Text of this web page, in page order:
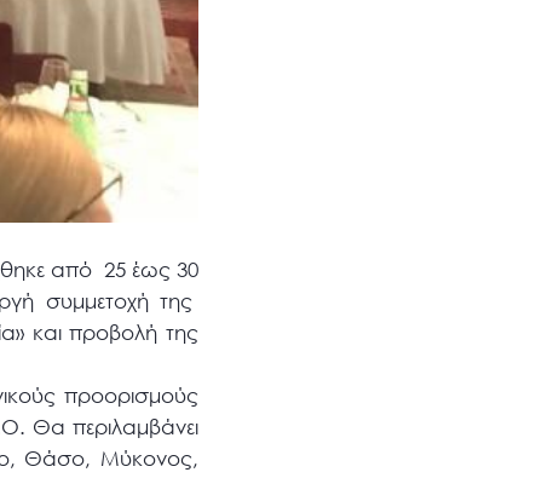
από 25 έως 30
συμμετοχή της
και προβολή της
προορισμούς
Θα περιλαμβάνει
Θάσο, Μύκονος,